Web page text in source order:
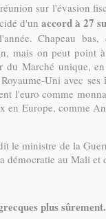
sur l'évasion
d'un accord à 27
Chapeau bas,
mais on peut point
Marché unique,
Uni avec ses
l'euro comme
en Europe, comme
le ministre de la
démocratie au Mali et
plus sûrement.